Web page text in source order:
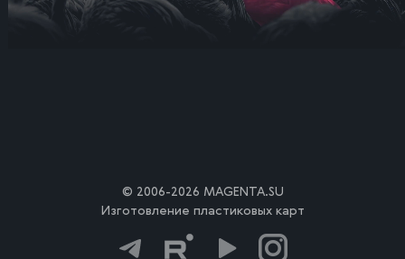
© 2006-2026 MAGENTA.SU
Изготовление пластиковых карт